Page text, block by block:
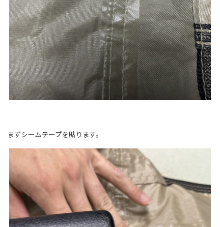
まずシームテープを貼ります。